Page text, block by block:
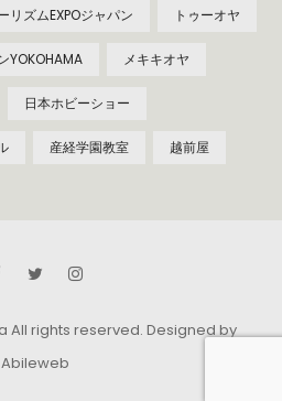
リズムEXPOジャパン トゥーオヤ
YOKOHAMA メキキオヤ
日本ホビーショー
産経学園教室 越前屋
All rights reserved. Designed by
Abileweb